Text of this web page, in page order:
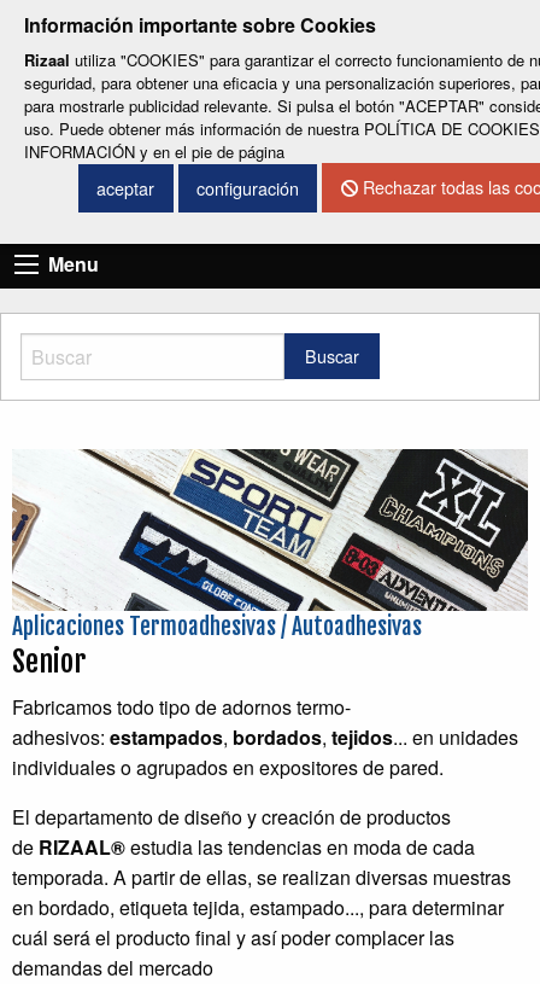
Información importante sobre Cookies
Rizaal utiliza "COOKIES" para garantizar el correcto funcionamiento de
seguridad, para obtener una eficacia y una personalización superiores,
para mostrarle publicidad relevante. Si pulsa el botón "ACEPTAR"
uso. Puede obtener más información de nuestra POLÍTICA DE
INFORMACIÓN y en el pie de página
aceptar configuración Rechazar todas las
- ESP-ENG-CAT-FRA-DEU
CONTACTO
Menu
Buscar
Aplicaciones Termoadhesivas / Autoadhesivas
Senior
Fabricamos todo tipo de adornos termo-
adhesivos: estampados, bordados, tejidos... en unidades
individuales o agrupados en expositores de pared.
El departamento de diseño y creación de productos
de RIZAAL®estudia las tendencias en moda de cada
temporada. A partir de ellas, se realizan diversas muestras
en bordado, etiqueta tejida, estampado..., para determinar
cuál será el producto final y así poder complacer las
demandas del mercado